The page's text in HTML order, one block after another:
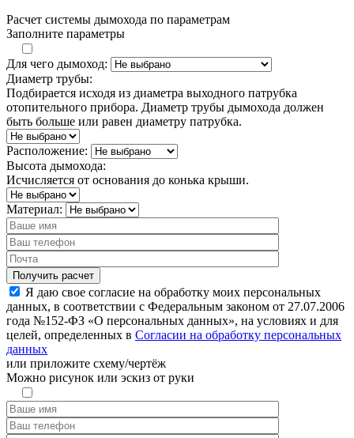
Расчет системы дымохода по параметрам
Заполните параметры
Для чего дымоход:
Диаметр трубы:
Подбирается исходя из диаметра выходного патрубка
отопительного прибора. Диаметр трубы дымохода должен
быть больше или равен диаметру патрубка.
Расположение:
Высота дымохода:
Исчисляется от основания до конька крыши.
Материал:
Я даю свое согласие на обработку моих персональных
данных, в соответствии с Федеральным законом от 27.07.2006
года №152-ФЗ «О персональных данных», на условиях и для
целей, определенных в Согласии на обработку персональных
данных
или приложите схему/чертёж
Можно рисунок или эскиз от руки